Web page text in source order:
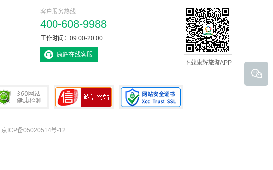
下载康辉旅游APP
客户服务热线
400-608-9988
工作时间：09:00-20:00
康辉在线客服
京ICP备05020514号-12